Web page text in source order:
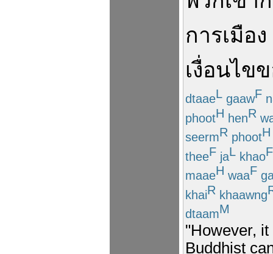
การเมือง
เงื่อนไข
dtaaeL gaawF
phootH henR
seermR phootH
theeF jaL khaoF
maaeH waaF
khaiR khaawng
dtaamM
"However,
Buddhist